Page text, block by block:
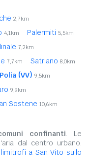
2,7km
4,1km Palermiti 5,5km
7,2km
7,7km Satriano 8,0km
Polia (VV) 9,5km
9,9km
Sostene 10,6km
confinanti. Le
dal centro urbano.
a San Vito sullo